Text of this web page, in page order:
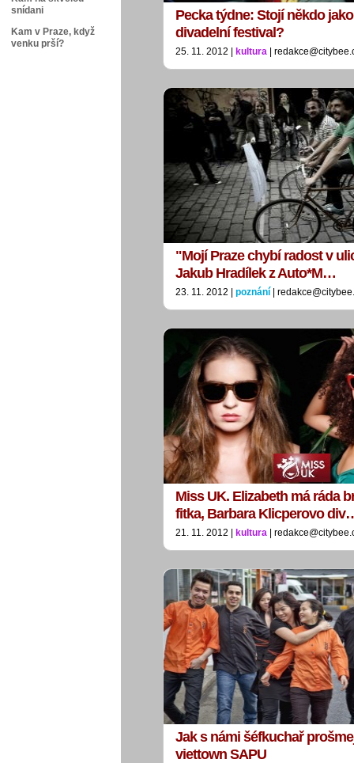
snídani
Kam v Praze, když
venku prší?
Pecka týdne: Stojí někdo
divadelní festival?
25. 11. 2012 | kultura |
"Mojí Praze chybí radost v
Jakub Hradílek z Auto*M…
23. 11. 2012 | poznání |
Miss UK. Elizabeth má ráda
fitka, Barbara Klicperovo
21. 11. 2012 | kultura |
Jak s námi šéfkuchař
viettown SAPU